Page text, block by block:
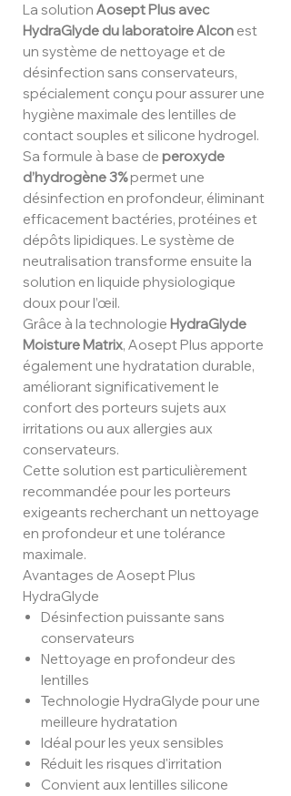
La solution Aosept Plus avec
HydraGlyde du laboratoire Alcon est
un système de nettoyage et de
désinfection sans conservateurs,
spécialement conçu pour assurer une
hygiène maximale des lentilles de
contact souples et silicone hydrogel.
Sa formule à base de peroxyde
d’hydrogène 3%permet une
désinfection en profondeur, éliminant
efficacement bactéries, protéines et
dépôts lipidiques. Le système de
neutralisation transforme ensuite la
solution en liquide physiologique
doux pour l’œil.
Grâce à la technologie HydraGlyde
Moisture Matrix, Aosept Plus apporte
également une hydratation durable,
améliorant significativement le
confort des porteurs sujets aux
irritations ou aux allergies aux
conservateurs.
Cette solution est particulièrement
recommandée pour les porteurs
exigeants recherchant un nettoyage
en profondeur et une tolérance
maximale.
Avantages de Aosept Plus
HydraGlyde
Désinfection puissante sans
conservateurs
Nettoyage en profondeur des
lentilles
Technologie HydraGlyde pour une
meilleure hydratation
Idéal pour les yeux sensibles
Réduit les risques d'irritation
Convient aux lentilles silicone